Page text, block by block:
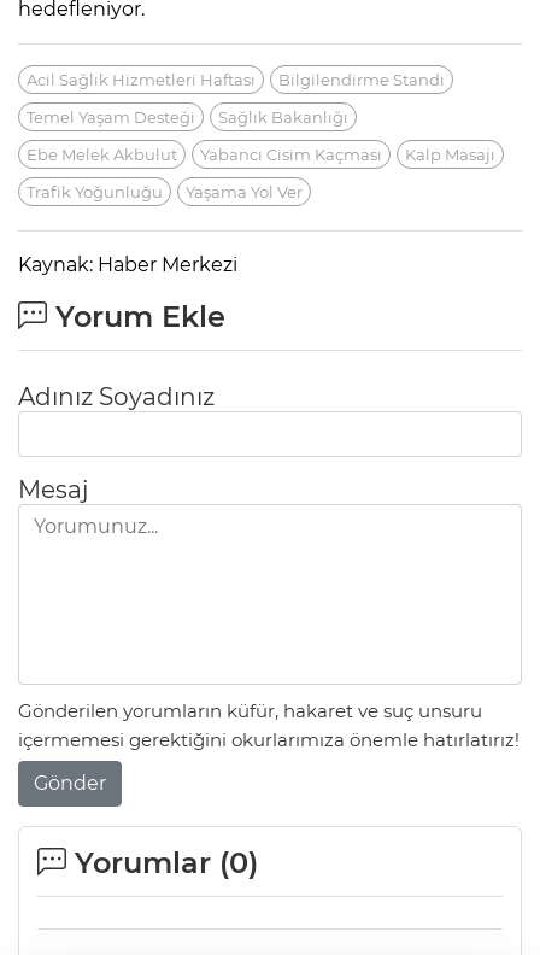
hedefleniyor.
Acil Sağlık Hizmetleri Haftası
Bilgilendirme Standı
Temel Yaşam Desteği
Sağlık Bakanlığı
Ebe Melek Akbulut
Yabancı Cisim Kaçması
Kalp Masajı
Trafik Yoğunluğu
Yaşama Yol Ver
Kaynak: Haber Merkezi
Yorum Ekle
Adınız Soyadınız
Mesaj
Gönderilen yorumların küfür, hakaret ve suç unsuru
içermemesi gerektiğini okurlarımıza önemle hatırlatırız!
Gönder
Yorumlar (0)